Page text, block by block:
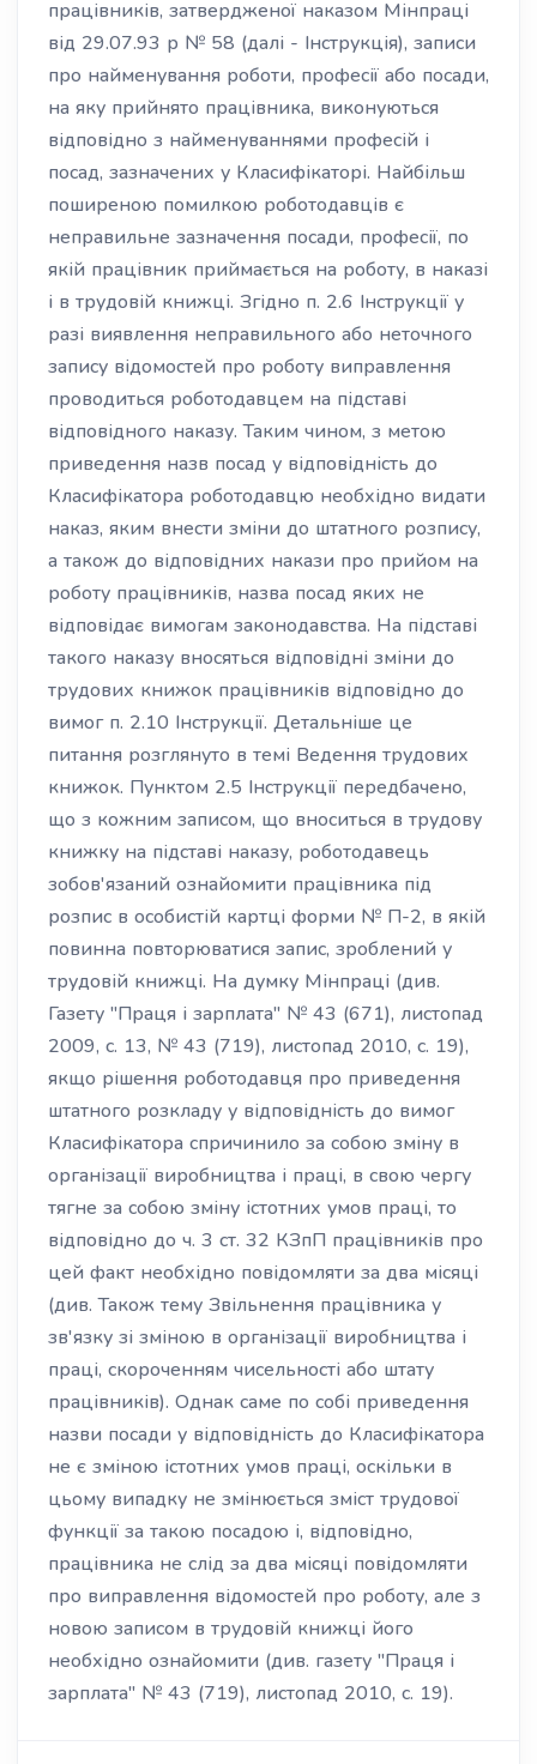
працівників, затвердженої наказом Мінпраці
від 29.07.93 р № 58 (далі - Інструкція), записи
про найменування роботи, професії або посади,
на яку прийнято працівника, виконуються
відповідно з найменуваннями професій і
посад, зазначених у Класифікаторі. Найбільш
поширеною помилкою роботодавців є
неправильне зазначення посади, професії, по
якій працівник приймається на роботу, в наказі
і в трудовій книжці. Згідно п. 2.6 Інструкції у
разі виявлення неправильного або неточного
запису відомостей про роботу виправлення
проводиться роботодавцем на підставі
відповідного наказу. Таким чином, з метою
приведення назв посад у відповідність до
Класифікатора роботодавцю необхідно видати
наказ, яким внести зміни до штатного розпису,
а також до відповідних накази про прийом на
роботу працівників, назва посад яких не
відповідає вимогам законодавства. На підставі
такого наказу вносяться відповідні зміни до
трудових книжок працівників відповідно до
вимог п. 2.10 Інструкції. Детальніше це
питання розглянуто в темі Ведення трудових
книжок. Пунктом 2.5 Інструкції передбачено,
що з кожним записом, що вноситься в трудову
книжку на підставі наказу, роботодавець
зобов'язаний ознайомити працівника під
розпис в особистій картці форми № П-2, в якій
повинна повторюватися запис, зроблений у
трудовій книжці. На думку Мінпраці (див.
Газету "Праця і зарплата" № 43 (671), листопад
2009, с. 13, № 43 (719), листопад 2010, с. 19),
якщо рішення роботодавця про приведення
штатного розкладу у відповідність до вимог
Класифікатора спричинило за собою зміну в
організації виробництва і праці, в свою чергу
тягне за собою зміну істотних умов праці, то
відповідно до ч. 3 ст. 32 КЗпП працівників про
цей факт необхідно повідомляти за два місяці
(див. Також тему Звільнення працівника у
зв'язку зі зміною в організації виробництва і
праці, скороченням чисельності або штату
працівників). Однак саме по собі приведення
назви посади у відповідність до Класифікатора
не є зміною істотних умов праці, оскільки в
цьому випадку не змінюється зміст трудової
функції за такою посадою і, відповідно,
працівника не слід за два місяці повідомляти
про виправлення відомостей про роботу, але з
новою записом в трудовій книжці його
необхідно ознайомити (див. газету "Праця і
зарплата" № 43 (719), листопад 2010, с. 19).